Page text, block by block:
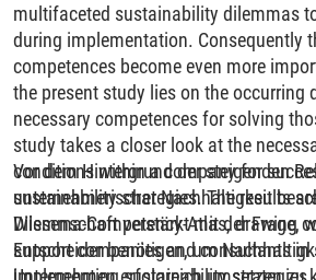
multifaceted sustainability dilemmas
during implementation. Consequently
competences become even more
the present study lies on the occurring
necessary competences for solving
study takes a closer look at the
conditions within a company for
sustainability strategies. The results
Dilemma-Competency-Atlas, drawing
support companies and consultants in
Vor dem Hintergrund der steigenden
unternehmerischer Nachhaltigkeit
Wissenschaft verstärkt mit der Frage,
Entscheider benötigen, um